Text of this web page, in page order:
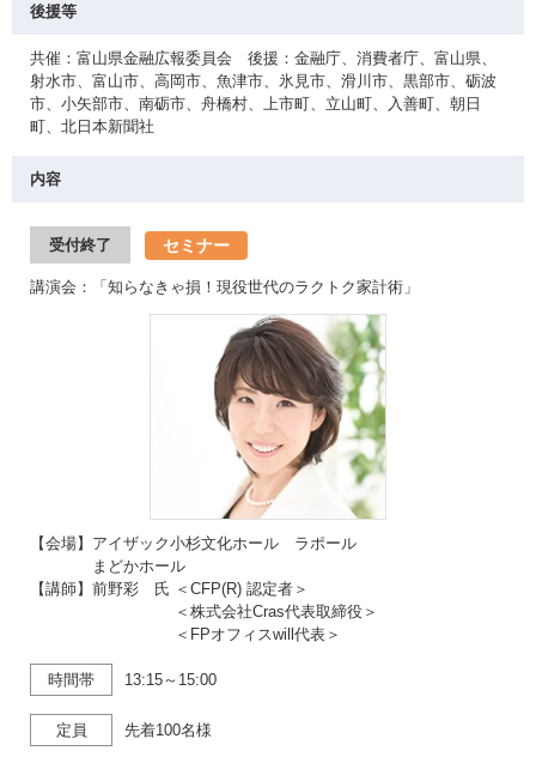
後援等
共催：富山県金融広報委員会 後援：金融庁、消費者庁、富山県、
射水市、富山市、高岡市、魚津市、氷見市、滑川市、黒部市、砺波
市、小矢部市、南砺市、舟橋村、上市町、立山町、入善町、朝日
町、北日本新聞社
内容
受付終了 セミナー
講演会：「知らなきゃ損！現役世代のラクトク家計術」
【会場】アイザック小杉文化ホール ラポール
まどかホール
【講師】前野彩 氏 ＜CFP(R) 認定者＞
＜株式会社Cras代表取締役＞
＜FPオフィスwill代表＞
時間帯 13:15～15:00
定員 先着100名様